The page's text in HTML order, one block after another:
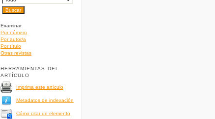
Examinar
Por número
Por autor/a
Por título
Otras revistas
HERRAMIENTAS DEL
ARTÍCULO
Imprima este artículo
Metadatos de indexación
Cómo citar un elemento